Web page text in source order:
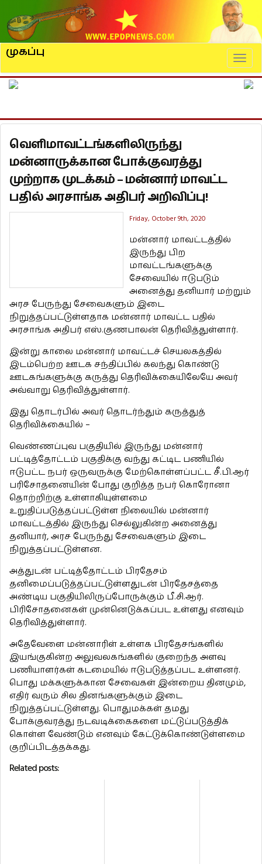
முகப்பு
வெளிமாவட்டங்களிலிருந்து
மன்னாருக்கான போக்குவரத்து
முற்றாக முடக்கம் – மன்னார் மாவட்ட
பதில் அரசாங்க அதிபர் அறிவிப்பு!
Friday, October 9th, 2020
மன்னார் மாவட்டத்தில்
இருந்து பிற
மாவட்டங்களுக்கு
சேவையில் ஈடுபடும்
அனைத்து தனியார் மற்றும்
அரச பேருந்து சேவைகளும் இடை
நிறுத்தப்பட்டுள்ளதாக மன்னார் மாவட்ட பதில்
அரசாங்க அதிபர் எஸ்.குணபாலன் தெரிவித்துள்ளார்.
இன்று காலை மன்னார் மாவட்டச் செயலகத்தில்
இடம்பெற்ற ஊடக சந்திப்பில் கலந்து கொண்டு
ஊடகங்களுக்கு கருத்து தெரிவிக்கையிலேயே அவர்
அவ்வாறு தெரிவித்துள்ளார்.
இது தொடர்பில் அவர் தொடர்ந்தும் கருத்துத்
தெரிவிக்கையில் –
வெண்ணப்புவ பகுதியில் இருந்து மன்னார்
பட்டித்தோட்டம் பகுதிக்கு வந்து கட்டிட பணியில்
ஈடுபட்ட நபர் ஒருவருக்கு மேற்கொள்ளப்பட்ட சீ.பி.ஆர்
பரிசோதனையின் போது குறித்த நபர் கொரோனா
தொற்றிற்கு உள்ளாகியுள்ளமை
உறுதிப்படுத்தப்பட்டுள்ள நிலையில் மன்னார்
மாவட்டத்தில் இருந்து செல்லுகின்ற அனைத்து
தனியார், அரச பேருந்து சேவைகளும் இடை
நிறுத்தப்பட்டுள்ளன.
அத்துடன் பட்டித்தோட்டம் பிரதேசம்
தனிமைப்படுத்தப்பட்டுள்ளதுடன் பிரதேசத்தை
அண்டிய பகுதியிலிருப்போருக்கும் பீ.சி.ஆர்.
பிரிசோதனைகள் முன்னெடுக்கப்பட உள்ளது எனவும்
தெரிவித்துள்ளார்.
அதேவேளை மன்னாரிள் உள்ளக பிரதேசங்களில்
இயங்குகின்ற அலுவலகங்களில் குறைந்த அளவு
பணியாளர்கள் கடமையில் ஈடுபடுத்தப்பட உள்ளனர்.
பொது மக்களுக்கான சேவைகள் இன்றைய தினமும்,
எதிர் வரும் சில தினங்களுக்கும் இடை
நிறுத்தப்பட்டுள்ளது. பொதுமக்கள் தமது
போக்குவரத்து நடவடிக்கைகளை மட்டுப்படுத்திக்
கொள்ள வேண்டும் எனவும் கேட்டுக்கொண்டுள்ளமை
குறிப்பிடத்தக்கது.
Related posts: